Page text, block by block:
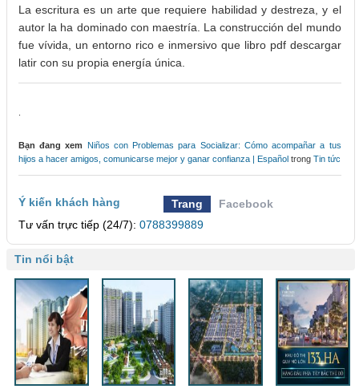
La escritura es un arte que requiere habilidad y destreza, y el
autor la ha dominado con maestría. La construcción del mundo
fue vívida, un entorno rico e inmersivo que libro pdf descargar
latir con su propia energía única.
Bạn đang xem
Niños con Problemas para Socializar: Cómo acompañar a tus
hijos a hacer amigos, comunicarse mejor y ganar confianza | Español trong Tin tức
Ý kiến khách hàng Trang
Facebook
Tư vấn trực tiếp (24/7): 0788399889
Tin nổi bật